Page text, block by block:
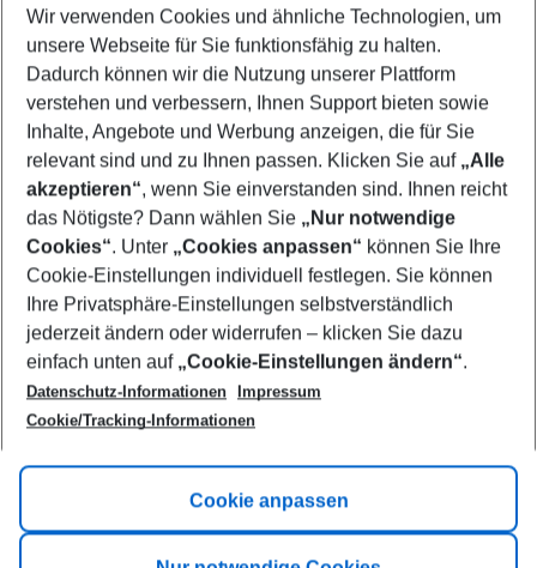
Select your date range
09/08/26–07/08/27 5-8 nights
Who will travel
2 adults No children
Show more filter
Footer
Footer navigation
Title A
Link A
Wir verwenden Cookies und ähnliche Technologien, um
unsere Webseite für Sie funktionsfähig zu halten.
Dadurch können wir die Nutzung unserer Plattform
verstehen und verbessern, Ihnen Support bieten sowie
Inhalte, Angebote und Werbung anzeigen, die für Sie
relevant sind und zu Ihnen passen. Klicken Sie auf „Alle
akzeptieren“, wenn Sie einverstanden sind. Ihnen reicht
das Nötigste? Dann wählen Sie „Nur notwendige
Cookies“. Unter „Cookies anpassen“ können Sie Ihre
Cookie-Einstellungen individuell festlegen. Sie können
Ihre Privatsphäre-Einstellungen selbstverständlich
jederzeit ändern oder widerrufen – klicken Sie dazu
einfach unten auf „Cookie-Einstellungen ändern“.
Datenschutz-Informationen
Impressum
Cookie/Tracking-Informationen
Cookie anpassen